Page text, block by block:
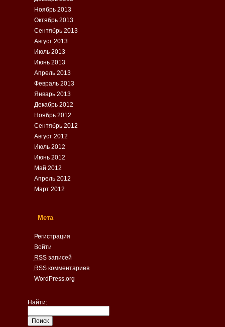
Ноябрь 2013
Октябрь 2013
Сентябрь 2013
Август 2013
Июль 2013
Июнь 2013
Апрель 2013
Февраль 2013
Январь 2013
Декабрь 2012
Ноябрь 2012
Сентябрь 2012
Август 2012
Июль 2012
Июнь 2012
Май 2012
Апрель 2012
Март 2012
Мета
Регистрация
Войти
RSSзаписей
RSSкомментариев
WordPress.org
Найти: